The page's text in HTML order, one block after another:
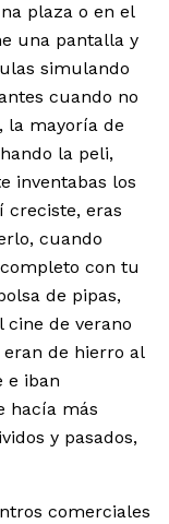
plaza o en el
una pantalla y
simulando
cuando no
la mayoría de
la peli,
inventabas los
creciste, eras
cuando
con tu
de pipas,
de verano
de hierro al
e iban
hacía más
y pasados,
comerciales